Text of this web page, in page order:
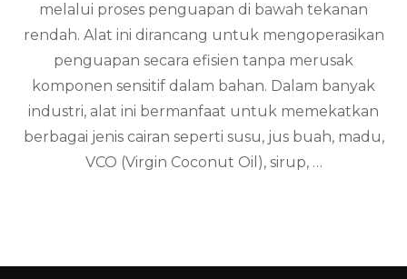
dalam
Pengolahan
Cair
melalui proses penguapan di bawah tekanan
rendah. Alat ini dirancang untuk mengoperasikan
penguapan secara efisien tanpa merusak
komponen sensitif dalam bahan. Dalam banyak
industri, alat ini bermanfaat untuk memekatkan
berbagai jenis cairan seperti susu, jus buah, madu,
VCO (Virgin Coconut Oil), sirup, …